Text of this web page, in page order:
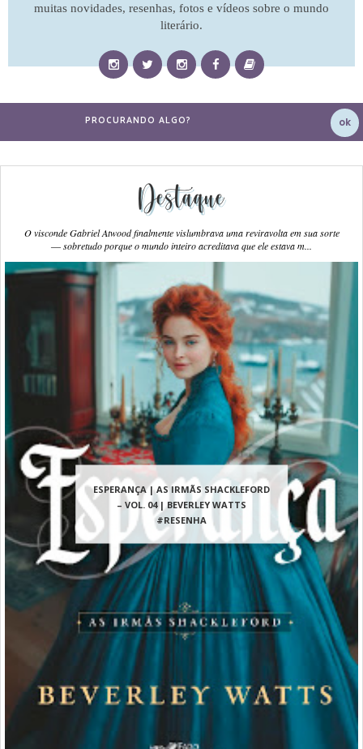
muitas novidades, resenhas, fotos e vídeos sobre o mundo
literário.
Destaque
ESPERANÇA | AS IRMÃS SHACKLEFORD
– VOL. 04 | BEVERLEY WATTS
#RESENHA
O visconde Gabriel Atwood finalmente vislumbrava uma reviravolta em sua sorte
― sobretudo porque o mundo inteiro acreditava que ele estava m...